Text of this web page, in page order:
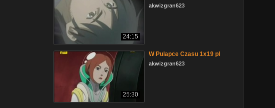
24:15
akwizgran623
25:30
W Pulapce Czasu 1x19 pl
akwizgran623